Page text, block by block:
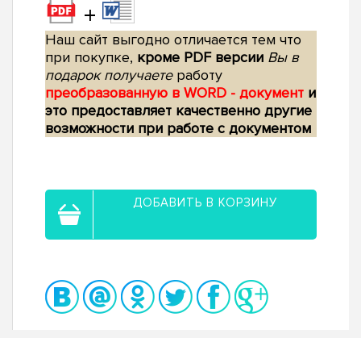
+
Наш сайт выгодно отличается тем что
при покупке, кроме PDF версии Вы в
подарок получаетеработу
преобразованную в WORD - документ и
это предоставляет качественно другие
возможности при работе с документом
ДОБАВИТЬ В КОРЗИНУ